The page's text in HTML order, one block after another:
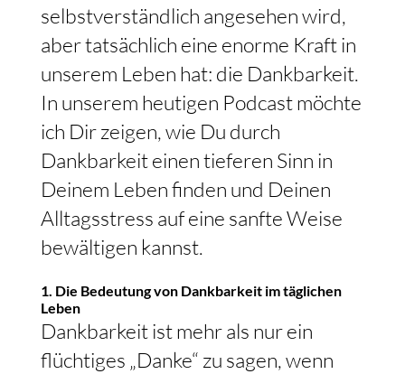
selbstverständlich angesehen wird,
aber tatsächlich eine enorme Kraft in
unserem Leben hat: die Dankbarkeit.
In unserem heutigen Podcast möchte
ich Dir zeigen, wie Du durch
Dankbarkeit einen tieferen Sinn in
Deinem Leben finden und Deinen
Alltagsstress auf eine sanfte Weise
bewältigen kannst.
1. Die Bedeutung von Dankbarkeit im täglichen
Leben
Dankbarkeit ist mehr als nur ein
flüchtiges „Danke“ zu sagen, wenn